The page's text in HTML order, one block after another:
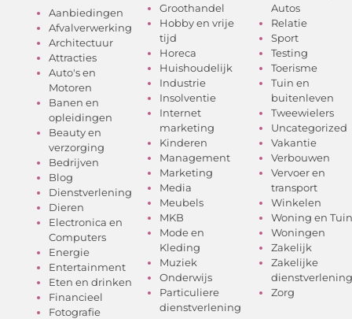
Aanbiedingen
Afvalverwerking
Architectuur
Attracties
Auto's en
Motoren
Banen en
opleidingen
Beauty en
verzorging
Bedrijven
Blog
Dienstverlening
Dieren
Electronica en
Computers
Energie
Entertainment
Eten en drinken
Financieel
Fotografie
Groothandel
Hobby en vrije
tijd
Horeca
Huishoudelijk
Industrie
Insolventie
Internet
marketing
Kinderen
Management
Marketing
Media
Meubels
MKB
Mode en
Kleding
Muziek
Onderwijs
Particuliere
dienstverlening
Autos
Relatie
Sport
Testing
Toerisme
Tuin en
buitenleven
Tweewielers
Uncategorized
Vakantie
Verbouwen
Vervoer en
transport
Winkelen
Woning en Tuin
Woningen
Zakelijk
Zakelijke
dienstverlening
Zorg